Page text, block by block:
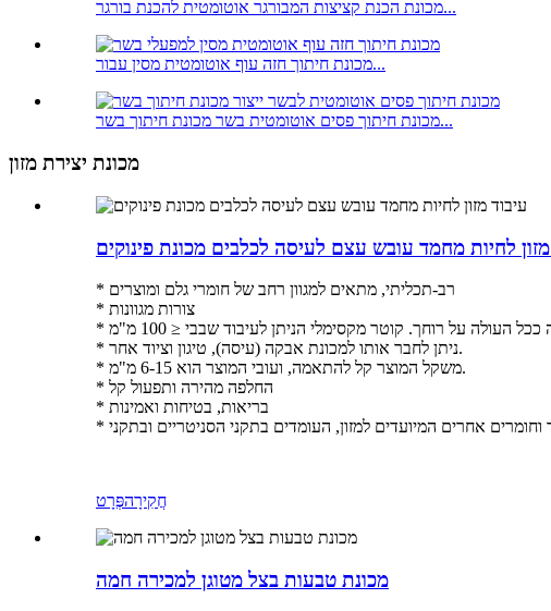
מכונת הכנת קציצות המבורגר אוטומטית להכנת בורגר...
מכונת חיתוך חזה עוף אוטומטית מסין עבור...
מכונת חיתוך פסים אוטומטית בשר מכונת חיתוך בשר...
מכונת יצירת מזון
מזון לחיות מחמד עובש עצם לעיסה לכלבים מכונת פינוקים
* רב-תכליתי, מתאים למגוון רחב של חומרי גלם ומוצרים
* צורות מגוונות
העולה על רוחך. קוטר מקסימלי הניתן לעיבוד שבבי ≤ 100 מ"מ
* ניתן לחבר אותו למכונת אבקה (עיסה), טיגון וציוד אחר.
* משקל המוצר קל להתאמה, ועובי המוצר הוא 6-15 מ"מ.
* החלפה מהירה ותפעול קל
* בריאות, בטיחות ואמינות
חֲקִירָהפְּרָט
מכונת טבעות בצל מטוגן למכירה חמה